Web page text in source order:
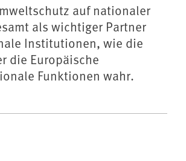
auf nationaler
als wichtiger Partner
Institutionen, wie die
die Europäische
Funktionen wahr.